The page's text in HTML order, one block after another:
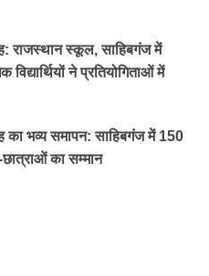
राजस्थान स्कूल, साहिबगंज में
ने प्रतियोगिताओं में
का भव्य समापन: साहिबगंज में 150
का सम्मान